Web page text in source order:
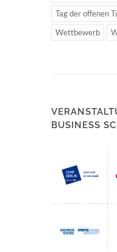
Tag der offenen
Wettbewerb
BUSINESS